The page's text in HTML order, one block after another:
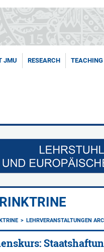
JMU RESEARCH TEACHING
LEHRVERANSTALTUNGEN